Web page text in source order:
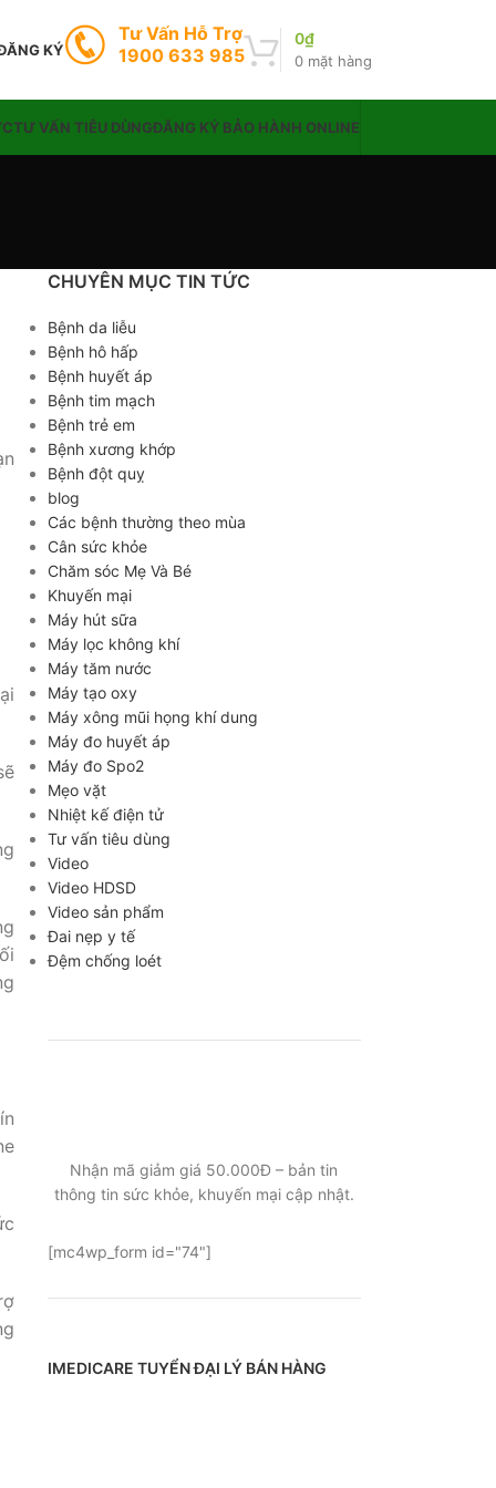
KÝ
Tư Vấn Hỗ Trợ
1900 633 985
0 mặt hàng
0₫
TƯ VẤN TIÊU DÙNGĐĂNG KÝ BẢO HÀNH ONLINE
CHUYÊN MỤC TIN TỨC
Bệnh da liễu
Bệnh hô hấp
Bệnh huyết áp
Bệnh tim mạch
Bệnh trẻ em
Bệnh xương khớp
Bệnh đột quỵ
blog
Các bệnh thường theo mùa
Cân sức khỏe
Chăm sóc Mẹ Và Bé
Khuyến mại
Máy hút sữa
Máy lọc không khí
Máy tăm nước
Máy tạo oxy
Máy xông mũi họng khí dung
Máy đo huyết áp
Máy đo Spo2
Mẹo vặt
Nhiệt kế điện tử
Tư vấn tiêu dùng
Video
Video HDSD
Video sản phẩm
Đai nẹp y tế
Đệm chống loét
Nhận mã giảm giá 50.000Đ – bản tin
thông tin sức khỏe, khuyến mại cập nhật.
[mc4wp_form id="74"]
IMEDICARE TUYỂN ĐẠI LÝ BÁN HÀNG